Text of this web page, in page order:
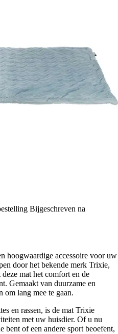
Bijgeschreven na
hoogwaardige accessoire voor uw
door het bekende merk Trixie,
mat het comfort en de
Gemaakt van duurzame en
om lang mee te gaan.
en rassen, is de mat Trixie
met uw huisdier. Of u nu
bent of een andere sport beoefent,